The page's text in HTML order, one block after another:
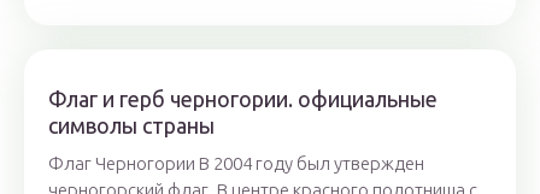
Флаг и герб черногории. официальные
символы страны
Флаг Черногории В 2004 году был утвержден